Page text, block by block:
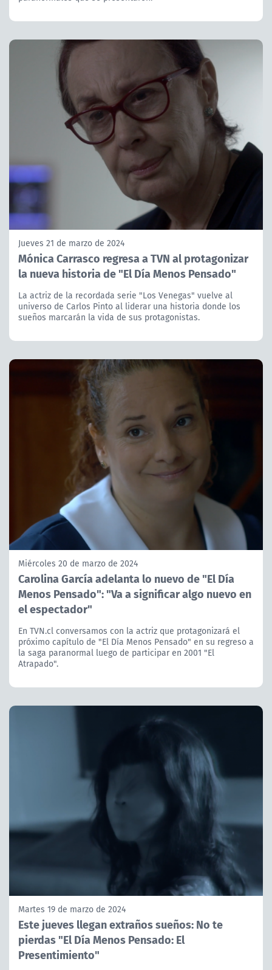
Jueves 21 de marzo de 2024
Mónica Carrasco regresa a TVN al protagonizar
la nueva historia de "El Día Menos Pensado"
La actriz de la recordada serie "Los Venegas" vuelve al
universo de Carlos Pinto al liderar una historia donde los
sueños marcarán la vida de sus protagonistas.
Miércoles 20 de marzo de 2024
Carolina García adelanta lo nuevo de "El Día
Menos Pensado": "Va a significar algo nuevo en
el espectador"
En TVN.cl conversamos con la actriz que protagonizará el
próximo capítulo de "El Día Menos Pensado" en su regreso a
la saga paranormal luego de participar en 2001 "El
Atrapado".
Martes 19 de marzo de 2024
Este jueves llegan extraños sueños: No te
pierdas "El Día Menos Pensado: El
Presentimiento"